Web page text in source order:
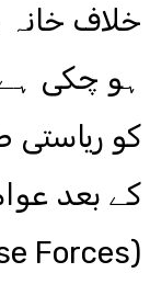
خلاف
ہو چکی
کو
کے بعد